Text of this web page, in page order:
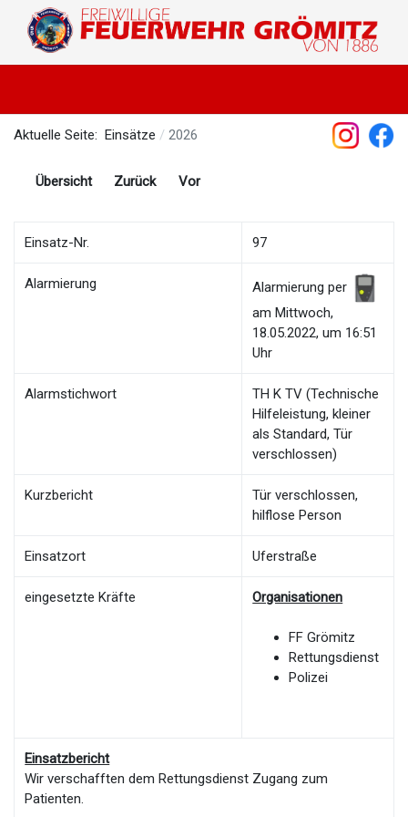
Aktuelle Seite: Einsätze 2026
Übersicht Zurück Vor
Einsatz-Nr. 97
Alarmierung
Alarmierung per
am Mittwoch,
18.05.2022, um 16:51
Uhr
Alarmstichwort
TH K TV (Technische
Hilfeleistung, kleiner
als Standard, Tür
verschlossen)
Kurzbericht
Tür verschlossen,
hilflose Person
Einsatzort Uferstraße
eingesetzte Kräfte Organisationen
FF Grömitz
Rettungsdienst
Polizei
Einsatzbericht
Wir verschafften dem Rettungsdienst Zugang zum
Patienten.